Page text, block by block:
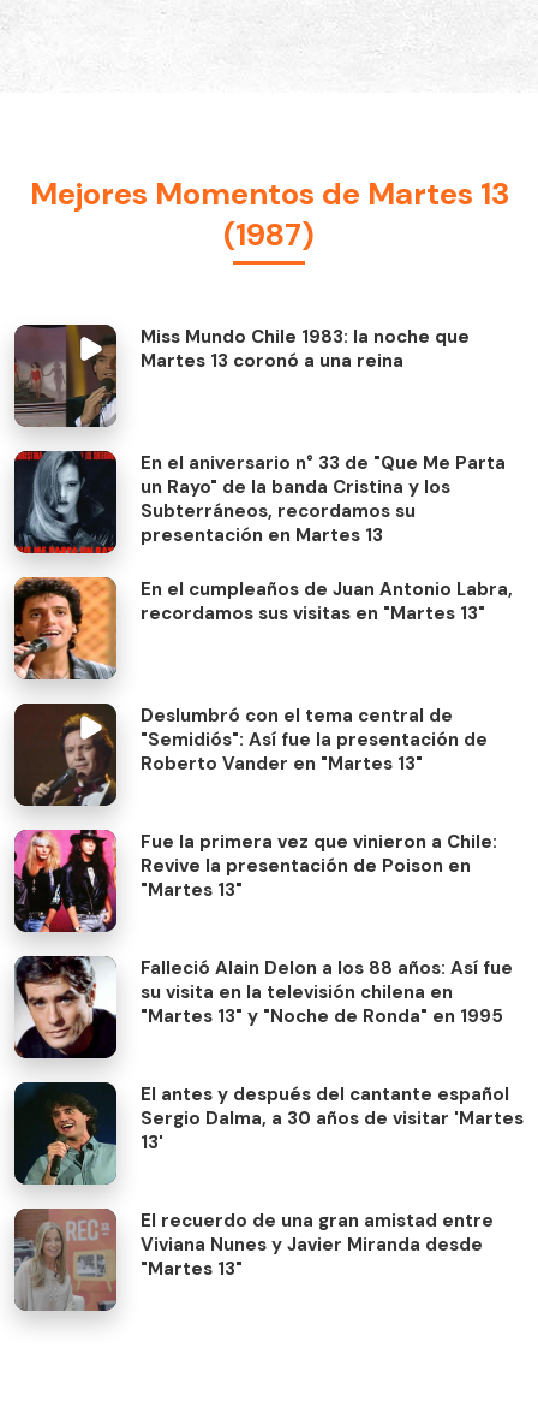
Mejores Momentos de Martes 13
(1987)
Miss Mundo Chile 1983: la noche que
Martes 13 coronó a una reina
En el aniversario n° 33 de "Que Me Parta
un Rayo" de la banda Cristina y los
Subterráneos, recordamos su
presentación en Martes 13
En el cumpleaños de Juan Antonio Labra,
recordamos sus visitas en "Martes 13"
Deslumbró con el tema central de
"Semidiós": Así fue la presentación de
Roberto Vander en "Martes 13"
Fue la primera vez que vinieron a Chile:
Revive la presentación de Poison en
"Martes 13"
Falleció Alain Delon a los 88 años: Así fue
su visita en la televisión chilena en
"Martes 13" y "Noche de Ronda" en 1995
El antes y después del cantante español
Sergio Dalma, a 30 años de visitar 'Martes
13'
El recuerdo de una gran amistad entre
Viviana Nunes y Javier Miranda desde
"Martes 13"